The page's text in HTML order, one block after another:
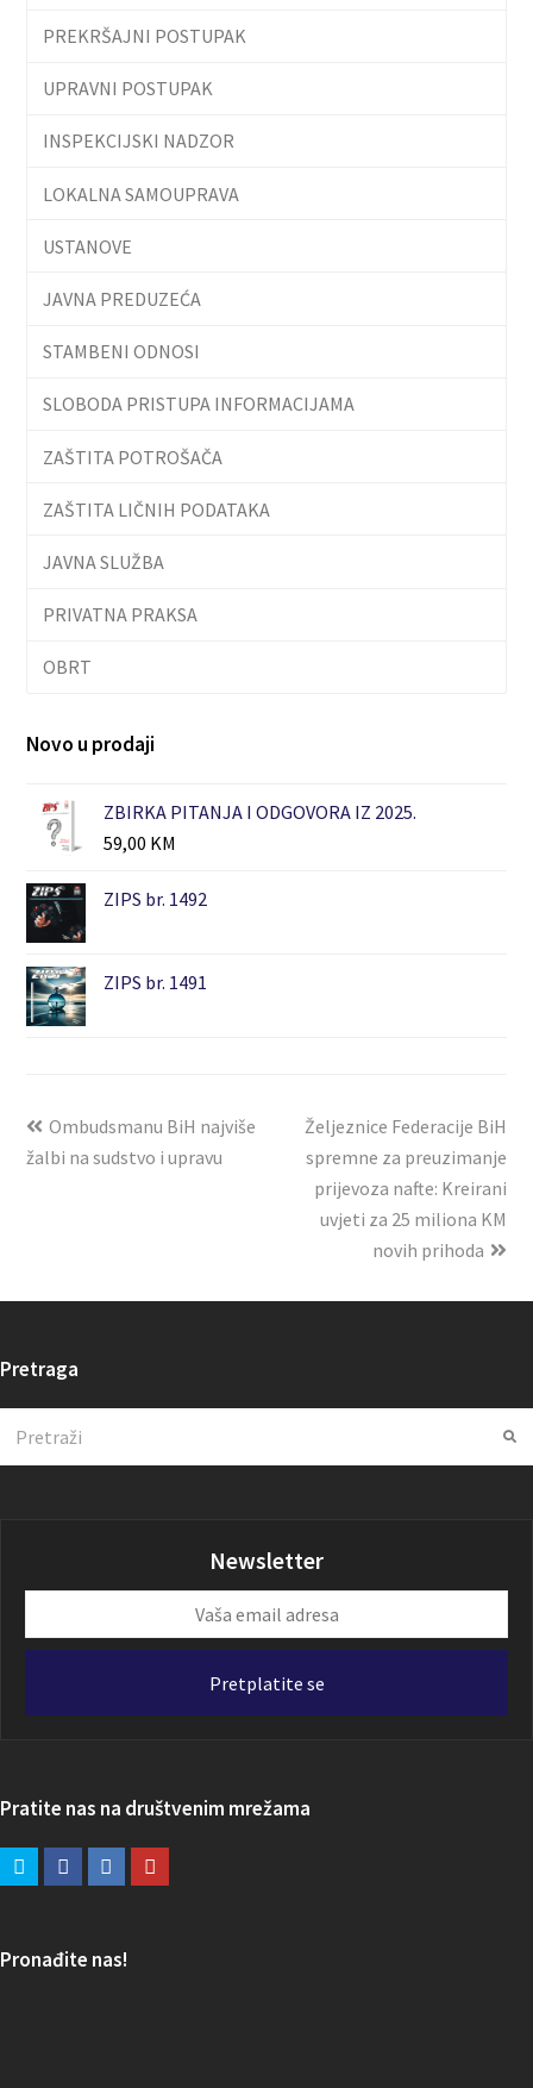
PREKRŠAJNI POSTUPAK
UPRAVNI POSTUPAK
INSPEKCIJSKI NADZOR
LOKALNA SAMOUPRAVA
USTANOVE
JAVNA PREDUZEĆA
STAMBENI ODNOSI
SLOBODA PRISTUPA INFORMACIJAMA
ZAŠTITA POTROŠAČA
ZAŠTITA LIČNIH PODATAKA
JAVNA SLUŽBA
PRIVATNA PRAKSA
OBRT
Novo u prodaji
ZBIRKA PITANJA I ODGOVORA IZ 2025.
59,00 KM
ZIPS br. 1492
ZIPS br. 1491
Ombudsmanu BiH najviše
žalbi na sudstvo i upravu
Željeznice Federacije BiH
spremne za preuzimanje
prijevoza nafte: Kreirani
uvjeti za 25 miliona KM
novih prihoda
Pretraga
Newsletter
email
Pretplatite se
Pratite nas na društvenim mrežama
Pronađite nas!